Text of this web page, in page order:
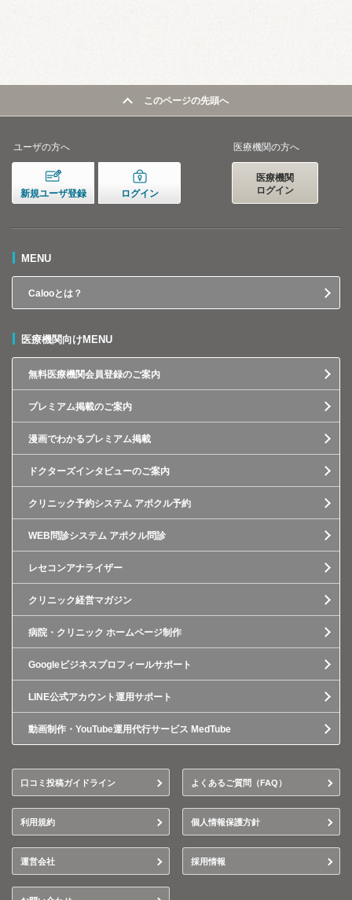
このページの先頭へ
ユーザの方へ
新規ユーザ登録 ログイン
医療機関の方へ
医療機関
ログイン
MENU
Calooとは？
医療機関向けMENU
無料医療機関会員登録のご案内
プレミアム掲載のご案内
漫画でわかるプレミアム掲載
ドクターズインタビューのご案内
クリニック予約システム アポクル予約
WEB問診システム アポクル問診
レセコンアナライザー
クリニック経営マガジン
病院・クリニック ホームページ制作
Googleビジネスプロフィールサポート
LINE公式アカウント運用サポート
動画制作・YouTube運用代行サービス MedTube
口コミ投稿ガイドライン よくあるご質問（FAQ）
利用規約 個人情報保護方針
運営会社 採用情報